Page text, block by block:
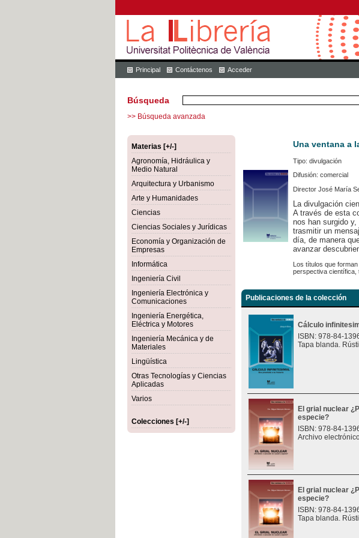
Principal Contáctenos Acceder
Búsqueda
>> Búsqueda avanzada
Materias [+/-]
Agronomía, Hidráulica y
Medio Natural
Arquitectura y Urbanismo
Arte y Humanidades
Ciencias
Ciencias Sociales y Jurídicas
Economía y Organización de
Empresas
Informática
Ingeniería Civil
Ingeniería Electrónica y
Comunicaciones
Ingeniería Energética,
Eléctrica y Motores
Ingeniería Mecánica y de
Materiales
Lingüística
Otras Tecnologías y Ciencias
Aplicadas
Varios
Colecciones [+/-]
Una ventana a
Tipo: divulgación
Difusión: comercial
Director José María
La divulgación
A través de esta
nos han surgido
trasmitir un
día, de manera
avanzar
Los títulos que
perspectiva científica,
Publicaciones de la colección
Cálculo
ISBN: 978-84-
Tapa blanda.
El grial nuclear
especie?
ISBN: 978-84-
Archivo
El grial nuclear
especie?
ISBN: 978-84-
Tapa blanda.